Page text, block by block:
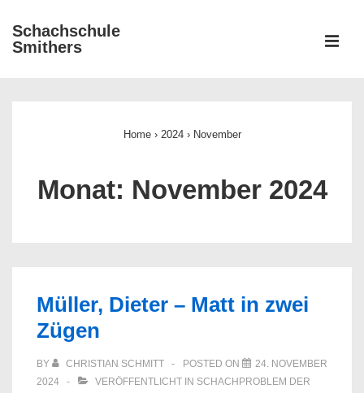
Zum
Inhalt
Schachschule
Smithers
Home › 2024 › November
Monat: November 2024
Müller, Dieter – Matt in zwei
Zügen
BY CHRISTIAN SCHMITT POSTED ON
24. NOVEMBER
2024
VERÖFFENTLICHT IN SCHACHPROBLEM DER